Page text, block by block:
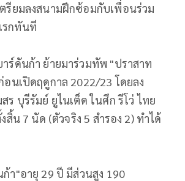
รียมลงสนามฝึกซ้อมกับเพื่อนร่วม
กทันที
ร์ดันก้า ย้ายมาร่วมทัพ "ปราสาท
นเปิดฤดูกาล 2022/23 โดยลง
ร บุรีรัมย์ ยูไนเต็ด ในศึก รีโว่ ไทย
สิ้น 7 นัด (ตัวจริง 5 สำรอง 2) ทำได้
า"อายุ 29 ปี มีส่วนสูง 190